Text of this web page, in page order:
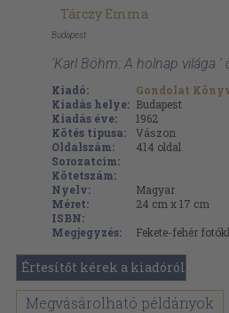
Tárczy Emma
Budapest
'Karl Böhm: A holnap világa '
Kiadó:
Gondolat
Kiadás helye: Budapest
Kiadás éve:
1962
Kötés típusa:
Vászon
Oldalszám:
414 oldal
Sorozatcím:
Kötetszám:
Nyelv:
Magyar
Méret:
24 cm x 17 cm
ISBN:
Megjegyzés:
Fekete-fehér
Értesítőt kérek a kiadóról
Megvásárolható példányok